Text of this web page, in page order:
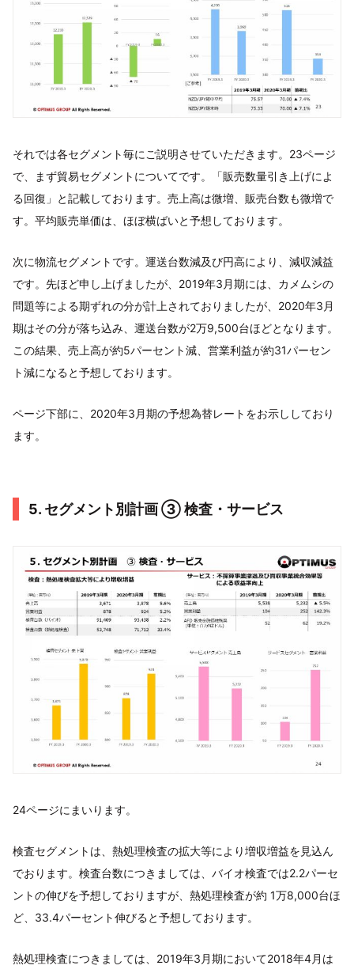
それでは各セグメント毎にご説明させていただきます。23ページ
で、まず貿易セグメントについてです。「販売数量引き上げによ
る回復」と記載しております。売上高は微増、販売台数も微増で
す。平均販売単価は、ほぼ横ばいと予想しております。
次に物流セグメントです。運送台数減及び円高により、減収減益
です。先ほど申し上げましたが、2019年3月期には、カメムシの
問題等による期ずれの分が計上されておりましたが、2020年3月
期はその分が落ち込み、運送台数が2万9,500台ほどとなります。
この結果、売上高が約5パーセント減、営業利益が約31パーセン
ト減になると予想しております。
ページ下部に、2020年3月期の予想為替レートをお示ししており
ます。
5. セグメント別計画 ③ 検査・サービス
24ページにまいります。
検査セグメントは、熱処理検査の拡大等により増収増益を見込ん
でおります。検査台数につきましては、バイオ検査では2.2パーセ
ントの伸びを予想しておりますが、熱処理検査が約 1万8,000台ほ
ど、33.4パーセント伸びると予想しております。
熱処理検査につきましては、2019年3月期において2018年4月は